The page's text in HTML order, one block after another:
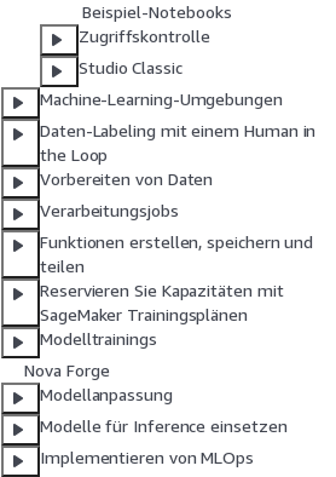
Beispiel-Notebooks
Zugriffskontrolle
Studio Classic
Machine-Learning-Umgebungen
Daten-Labeling mit einem Human in
the Loop
Vorbereiten von Daten
Verarbeitungsjobs
Funktionen erstellen, speichern und
teilen
Reservieren Sie Kapazitäten mit
SageMaker Trainingsplänen
Modelltrainings
Nova Forge
Modellanpassung
Modelle für Inference einsetzen
Implementieren von MLOps